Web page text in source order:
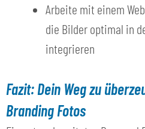
Arbeite mit einem
die Bilder optimal in
integrieren
Fazit: Dein Weg zu
Branding Fotos